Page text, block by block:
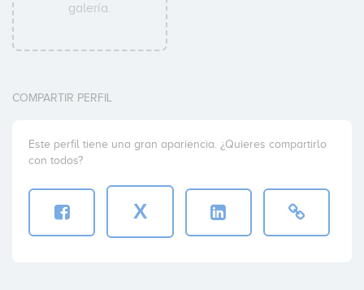
galería.
COMPARTIR PERFIL
Este perfil tiene una gran apariencia. ¿Quieres compartirlo
con todos?
X